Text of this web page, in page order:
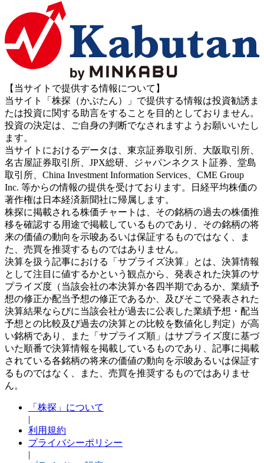
【当サイトで提供する情報について】
当サイト「株探（かぶたん）」で提供する情報は投資勧誘ま
たは投資に関する助言をすることを目的としておりません。
投資の決定は、ご自身の判断でなされますようお願いいたし
ます。
当サイトにおけるデータは、東京証券取引所、大阪取引所、
名古屋証券取引所、JPX総研、ジャパンネクスト証券、堂島
取引所、China Investment Information Services、CME Group
Inc. 等からの情報の提供を受けております。日経平均株価の
著作権は日本経済新聞社に帰属します。
株探に掲載される株価チャートは、その銘柄の過去の株価推
移を確認する用途で掲載しているものであり、その銘柄の将
来の価値の動向を示唆あるいは保証するものではなく、ま
た、売買を推奨するものではありません。
決算を扱う記事における「サプライズ決算」とは、決算情報
として注目に値するかという観点から、発表された決算のサ
プライズ度（当該会社の本決算か各四半期であるか、業績予
想の修正か配当予想の修正であるか、及びそこで発表された
決算結果ならびに当該会社が過去に公表した業績予想・配当
予想との比較及び過去の決算との比較を数値化し判定）が高
い銘柄であり、また「サプライズ順」はサプライズ度に基づ
いた順番で決算情報を掲載しているものであり、記事に掲載
されている各銘柄の将来の価値の動向を示唆あるいは保証す
るものではなく、また、売買を推奨するものではありませ
ん。
「株探」について
|
利用規約
プライバシーポリシー
|